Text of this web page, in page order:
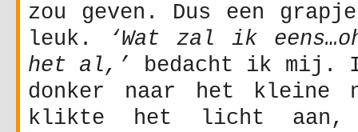
zou geven. Dus een
leuk.
‘Wat zal ik
het al,’
bedacht ik mij.
donker naar het kleine
klikte het licht aan,